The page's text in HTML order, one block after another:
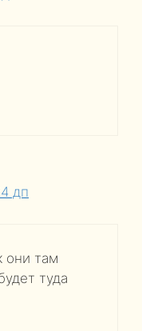
дп
они там
туда